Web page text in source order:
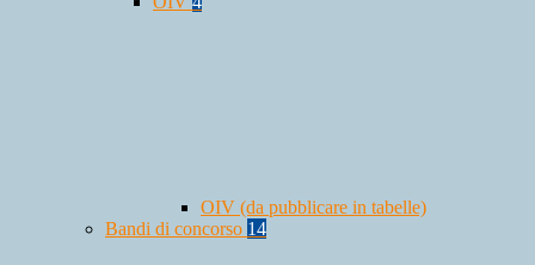
OIV (da pubblicare in tabelle)
Bandi di concorso 14